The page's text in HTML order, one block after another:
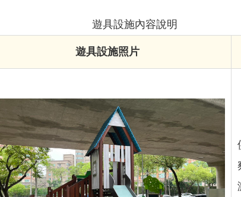
遊具設施內容說明
遊具設施照片